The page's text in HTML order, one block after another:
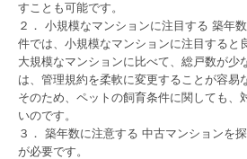
すことも可能です。
２． 小規模なマンションに注目する 築年
件では、小規模なマンションに注目すると
大規模なマンションに比べて、総戸数が少
は、管理規約を柔軟に変更することが容易
そのため、ペットの飼育条件に関しても、
いのです。
３． 築年数に注意する 中古マンションを
が必要です。